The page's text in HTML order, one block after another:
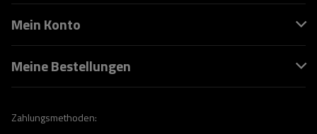
Mein Konto
Meine Bestellungen
Zahlungsmethoden: